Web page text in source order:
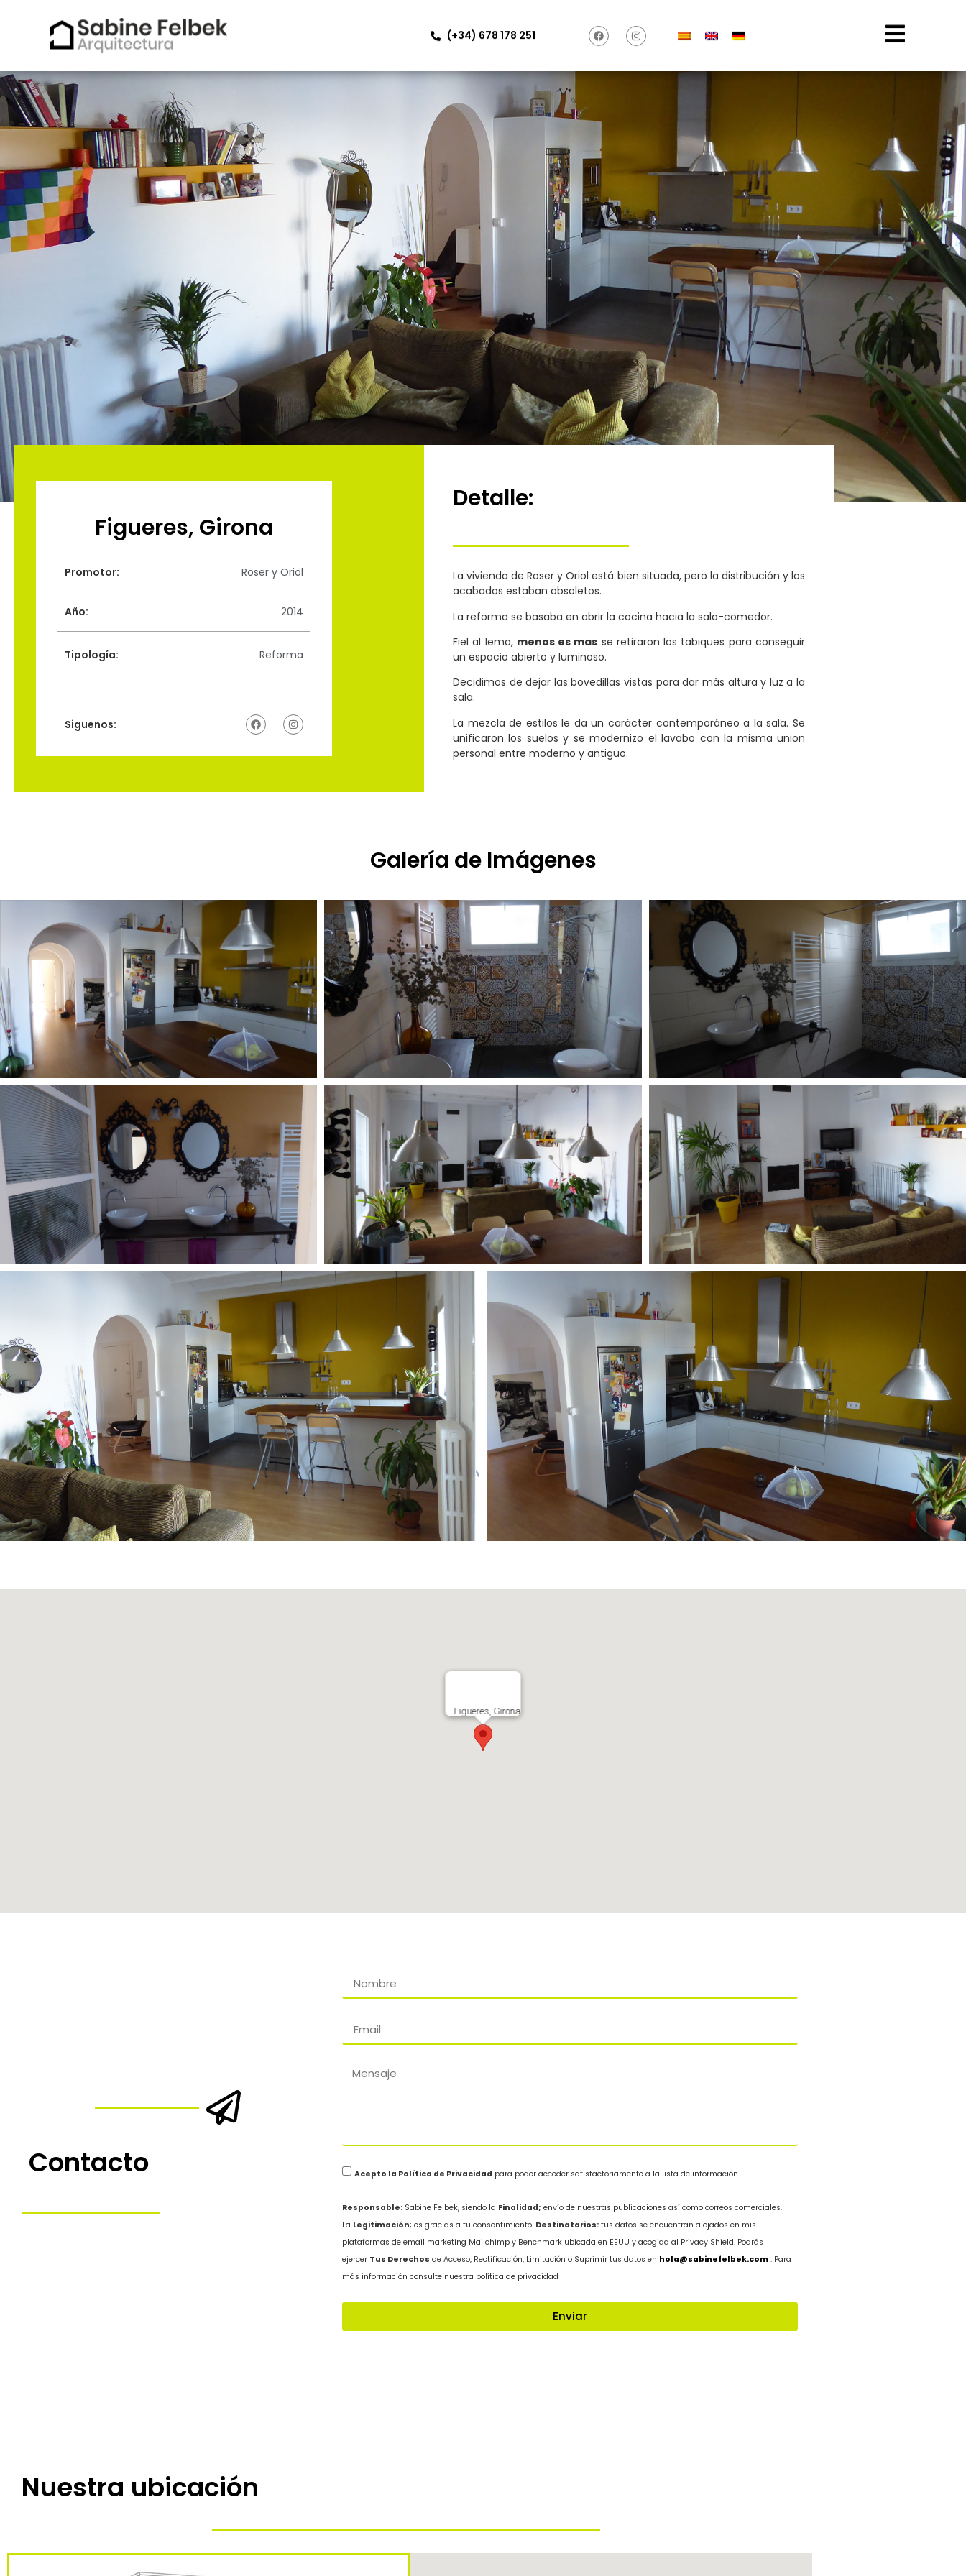
(+34) 678 178 251
Figueres, Girona
Promotor: Roser y Oriol
Año: 2014
Tipología: Reforma
Siguenos:
Detalle:
La vivienda de Roser y Oriol está bien situada, pero la distribución y los
acabados estaban obsoletos.
La reforma se basaba en abrir la cocina hacia la sala-comedor.
Fiel al lema, menos es mas se retiraron los tabiques para conseguir
un espacio abierto y luminoso.
Decidimos de dejar las bovedillas vistas para dar más altura y luz a la
sala.
La mezcla de estilos le da un carácter contemporáneo a la sala. Se
unificaron los suelos y se modernizo el lavabo con la misma union
personal entre moderno y antiguo.
Galería de Imágenes
Figueres, Girona
Contacto Acepto la Política de Privacidad para poder acceder satisfactoriamente a la lista de información.
Responsable: Sabine Felbek, siendo la Finalidad; envío de nuestras publicaciones así como correos comerciales.
La Legitimación; es gracias a tu consentimiento. Destinatarios: tus datos se encuentran alojados en mis
plataformas de email marketing Mailchimp y Benchmark ubicada en EEUU y acogida al Privacy Shield. Podrás
ejercer Tus Derechos de Acceso, Rectificación, Limitación o Suprimir tus datos en hola@sabinefelbek.com . Para
más información consulte nuestra política de privacidad
Enviar
Nuestra ubicación